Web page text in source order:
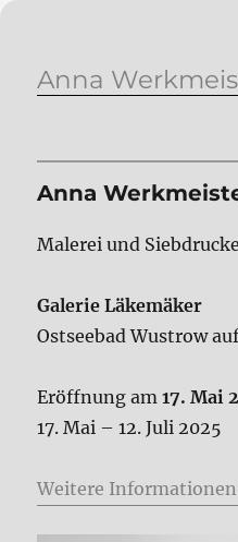
Anna
Anna
Malerei und Siebdrucke
Galerie Läkemäker
Ostseebad Wustrow
Eröffnung am17. Mai
17. Mai – 12. Juli 2025
Weitere